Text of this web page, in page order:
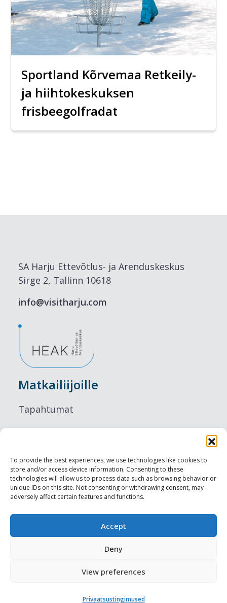
To provide the best experiences, we use technologies like cookies to
store and/or access device information. Consenting to these
technologies will allow us to process data such as browsing behavior or
unique IDs on this site. Not consenting or withdrawing consent, may
adversely affect certain features and functions.
Accept
Deny
View preferences
Privaatsustingimused
Sportland Kõrvemaa Retkeily-
ja hiihtokeskuksen
frisbeegolfradat
SA Harju Ettevõtlus- ja Arenduskeskus
Sirge 2, Tallinn 10618
info@visitharju.com
Matkailiijoille
Tapahtumat
Ruokailu
Nähtävyydet
Visit Tallinn
Ammattilaisille
Harju-, Rapla- & Läänemaa DMO